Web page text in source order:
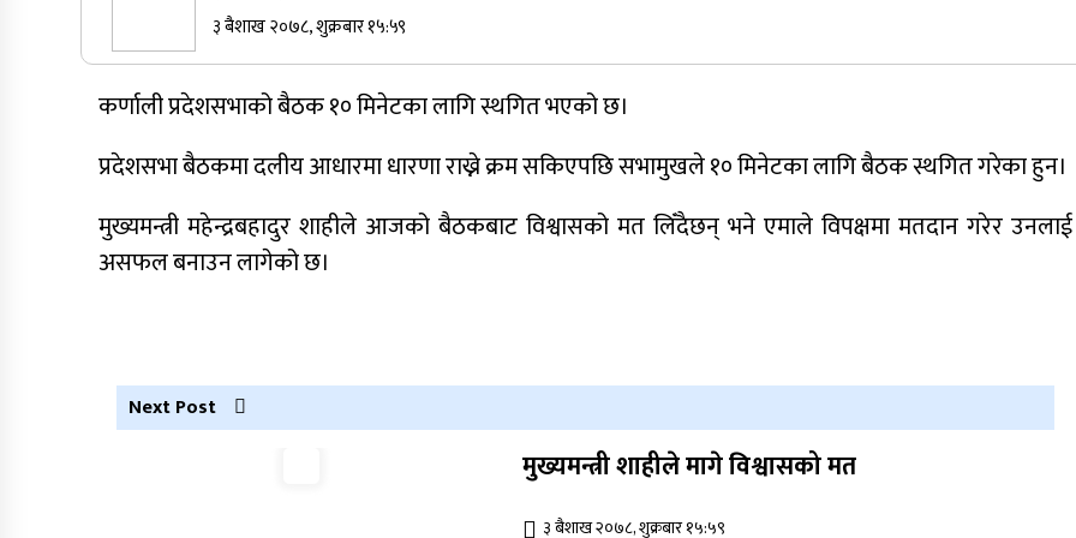
सुर्खेतमा जिप दुर्घटना,१५ जना घाइते
कर्णालीमा कांग्रेसका चार मन्त्रीहरूले दिए
राजीनामा
नृपध्वज निरौलाको इजलासले उक्त निर्णय
नेपाली कांग्रेस जुम्लाका कोषाध्यक्ष पाण्डेको
निधन
डाेल्पाकाे जगदुल्लाबाट जुम्ला आउँदै गरेकाे जिप
३ बैशाख २०७८, शुक्रबार १५:५९
कर्णाली प्रदेशसभाको बैठक १० मिनेटका लागि स्थगित भएको छ।
प्रदेशसभा बैठकमा दलीय आधारमा धारणा राख्ने क्रम सकिएपछि सभामुखले १० मिनेटका लागि बैठक स्थगित गरेका हुन।
मुख्यमन्त्री महेन्द्रबहादुर शाहीले आजको बैठकबाट विश्वासको मत लिँदैछन् भने एमाले विपक्षमा मतदान गरेर उनलाई
असफल बनाउन लागेको छ।
Next Post
मुख्यमन्त्री शाहीले मागे विश्वासको मत
३ बैशाख २०७८, शुक्रबार १५:५९